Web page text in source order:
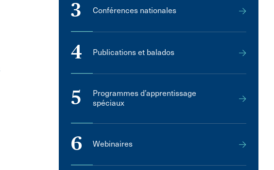
3 Conférences nationales
4 Publications et balados
5
Programmes d’apprentissage
spéciaux
6 Webinaires